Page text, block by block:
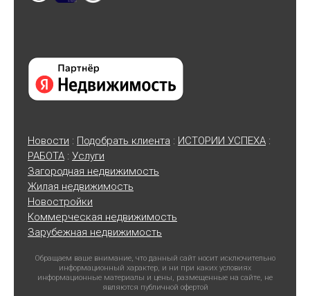
Новости : Подобрать клиента : ИСТОРИИ УСПЕХА :
РАБОТА : Услуги
Загородная недвижимость
Жилая недвижимость
Новостройки
Коммерческая недвижимость
Зарубежная недвижимость
Обращаем ваше внимание, что данный сайт носит исключительно
информационный характер, и ни при каких условиях
информационные материалы и цены, размещенные на сайте, не
являются публичной офертой